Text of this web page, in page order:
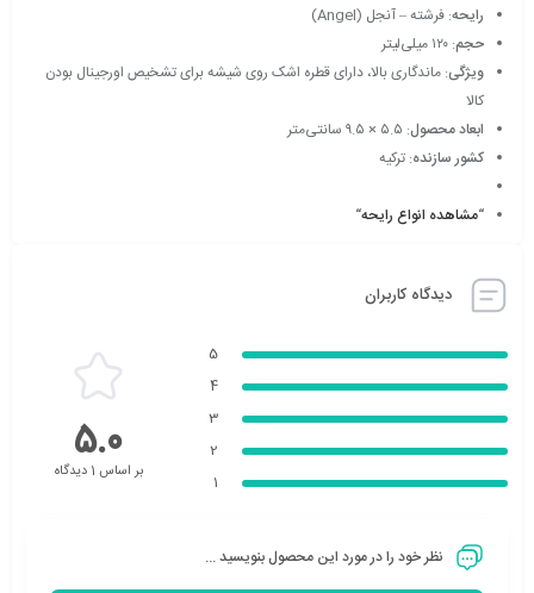
رایحه: فرشته – آنجل (Angel)
حجم: ۱۲۰ میلی‌لیتر
ویژگی: ماندگاری بالا، دارای قطره اشک روی شیشه برای تشخیص اورجینال بودن
کالا
ابعاد محصول: ۵.۵ × ۹.۵ سانتی‌متر
کشور سازنده: ترکیه
“مشاهده انواع رایحه“
دیدگاه کاربران
5
4
3
2
1
5.0بر اساس 1 دیدگاه
نظر خود را در مورد این محصول بنویسید ...